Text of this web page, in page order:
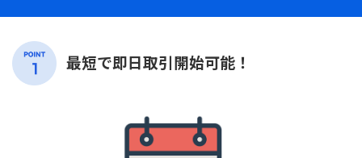
最短で即日取引開始可能！